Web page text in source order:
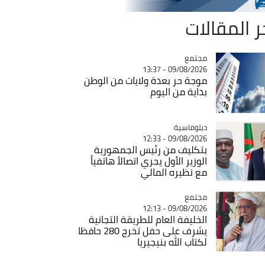
المقالات
Catégorie
مجتمع
09/08/2026 - 13:37
موجة حر بعدة ولايات من الوطن
بداية من اليوم
Catégorie
دبلوماسية
09/08/2026 - 12:33
بتكليف من رئيس الجمهورية
الوزير الأول يجري اتصالاً هاتفياً
مع نظيره المالي
Catégorie
مجتمع
09/08/2026 - 12:13
الخليفة العام للطريقة التجانية
يشرف على حفل تخرج 280 حافظا
لكتاب الله بنيجيريا